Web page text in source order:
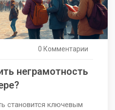
0 Комментарии
неграмотность
становится ключевым